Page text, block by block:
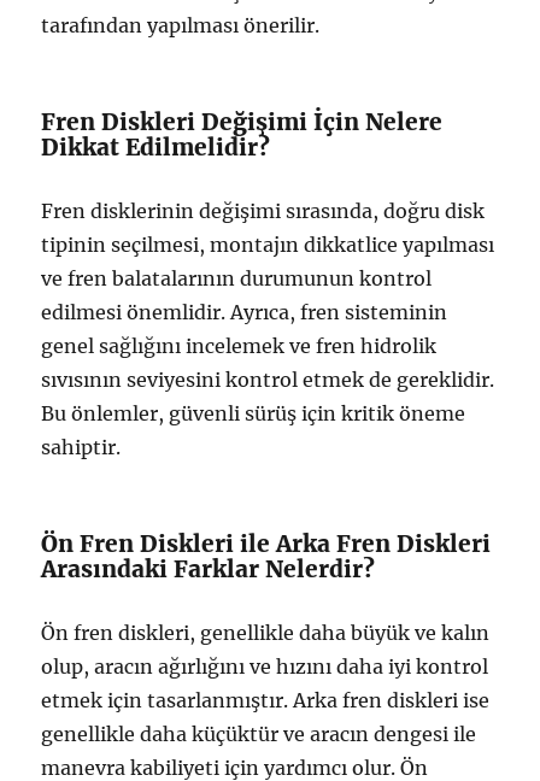
tarafından yapılması önerilir.
Fren Diskleri Değişimi İçin Nelere
Dikkat Edilmelidir?
Fren disklerinin değişimi sırasında, doğru disk
tipinin seçilmesi, montajın dikkatlice yapılması
ve fren balatalarının durumunun kontrol
edilmesi önemlidir. Ayrıca, fren sisteminin
genel sağlığını incelemek ve fren hidrolik
sıvısının seviyesini kontrol etmek de gereklidir.
Bu önlemler, güvenli sürüş için kritik öneme
sahiptir.
Ön Fren Diskleri ile Arka Fren Diskleri
Arasındaki Farklar Nelerdir?
Ön fren diskleri, genellikle daha büyük ve kalın
olup, aracın ağırlığını ve hızını daha iyi kontrol
etmek için tasarlanmıştır. Arka fren diskleri ise
genellikle daha küçüktür ve aracın dengesi ile
manevra kabiliyeti için yardımcı olur. Ön